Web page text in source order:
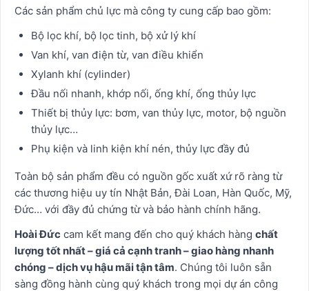
Các sản phẩm chủ lực mà công ty cung cấp bao gồm:
Bộ lọc khí, bộ lọc tinh, bộ xử lý khí
Van khí, van điện từ, van điều khiển
Xylanh khí (cylinder)
Đầu nối nhanh, khớp nối, ống khí, ống thủy lực
Thiết bị thủy lực: bơm, van thủy lực, motor, bộ nguồn
thủy lực…
Phụ kiện và linh kiện khí nén, thủy lực đầy đủ
Toàn bộ sản phẩm đều có nguồn gốc xuất xứ rõ ràng từ
các thương hiệu uy tín Nhật Bản, Đài Loan, Hàn Quốc, Mỹ,
Đức… với đầy đủ chứng từ và bảo hành chính hãng.
Hoài Đức cam kết mang đến cho quý khách hàng chất
lượng tốt nhất – giá cả cạnh tranh – giao hàng nhanh
chóng – dịch vụ hậu mãi tận tâm. Chúng tôi luôn sẵn
sàng đồng hành cùng quý khách trong mọi dự án công